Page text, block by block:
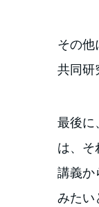
その他
共同研
最後に
は、そ
講義か
みたい